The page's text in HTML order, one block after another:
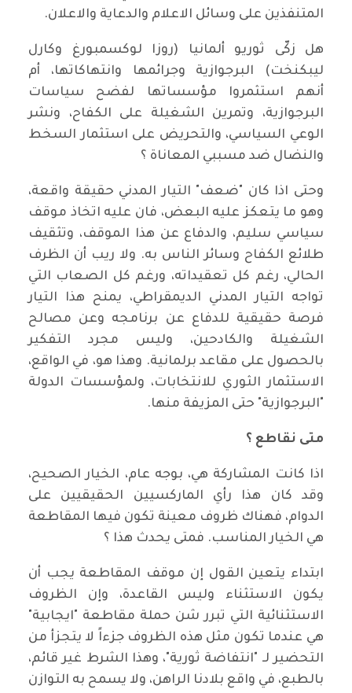
المتنفذين على وسائل الاعلام والدعاية والاعلان.
هل زكّى ثوريو ألمانيا (روزا لوكسمبورغ وكارل
ليبكنخت) البرجوازية وجرائمها وانتهاكاتها، أم
أنهم استثمروا مؤسساتها لفضح سياسات
البرجوازية، وتمرين الشغيلة على الكفاح، ونشر
الوعي السياسي، والتحريض على استثمار السخط
والنضال ضد مسببي المعاناة ؟
وحتى اذا كان "ضعف" التيار المدني حقيقة واقعة،
وهو ما يتعكز عليه البعض، فان عليه اتخاذ موقف
سياسي سليم، والدفاع عن هذا الموقف، وتثقيف
طلائع الكفاح وسائر الناس به. ولا ريب أن الظرف
الحالي، رغم كل تعقيداته، ورغم كل الصعاب التي
تواجه التيار المدني الديمقراطي، يمنح هذا التيار
فرصة حقيقية للدفاع عن برنامجه وعن مصالح
الشغيلة والكادحين، وليس مجرد التفكير
بالحصول على مقاعد برلمانية. وهذا هو، في الواقع،
الاستثمار الثوري للانتخابات، ولمؤسسات الدولة
"البرجوازية" حتى المزيفة منها.
متى نقاطع ؟
اذا كانت المشاركة هي، بوجه عام، الخيار الصحيح،
وقد كان هذا رأي الماركسيين الحقيقيين على
الدوام، فهناك ظروف معينة تكون فيها المقاطعة
هي الخيار المناسب. فمتى يحدث هذا ؟
ابتداء يتعين القول إن موقف المقاطعة يجب أن
يكون الاستثناء وليس القاعدة، وإن الظروف
الاستثنائية التي تبرر شن حملة مقاطعة "ايجابية"
هي عندما تكون مثل هذه الظروف جزءاً لا يتجزأ من
التحضير لـ "انتفاضة ثورية"، وهذا الشرط غير قائم،
بالطبع، في واقع بلادنا الراهن، ولا يسمح به التوازن